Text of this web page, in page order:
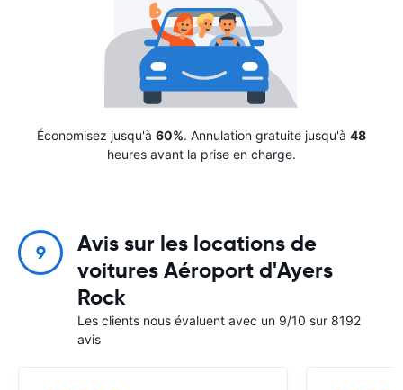
Économisez jusqu'à 60%. Annulation gratuite jusqu'à 48
heures avant la prise en charge.
9
Avis sur les locations de
voitures Aéroport d'Ayers
Rock
Les clients nous évaluent avec un 9/10 sur 8192
avis